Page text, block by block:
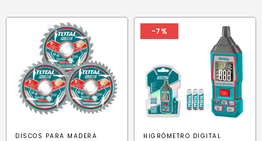
DISCOS PARA MADERA
-7%
HIGRÓMETRO DIGITAL